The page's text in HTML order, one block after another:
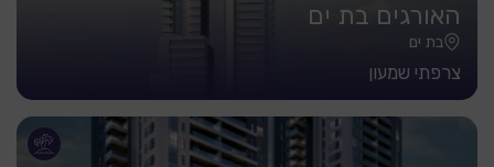
האורגים בת ים
בת ים
צרפתי שמעון